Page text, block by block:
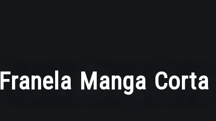
Franela Manga Corta